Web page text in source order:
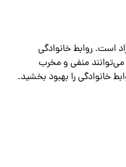
است. روابط خانوادگی
می‌توانند منفی و مخرب
خانوادگی را بهبود بخشید.